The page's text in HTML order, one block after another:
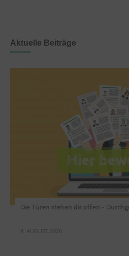
Aktuelle Beiträge
Die Türen stehen dir offen –
4. AUGUST 2026